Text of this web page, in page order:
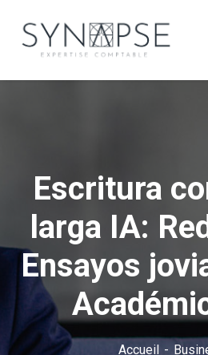
Escritura
larga IA:
Ensayos
Accueil